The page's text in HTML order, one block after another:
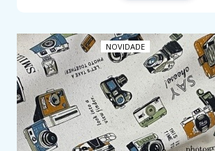
NOVIDADE